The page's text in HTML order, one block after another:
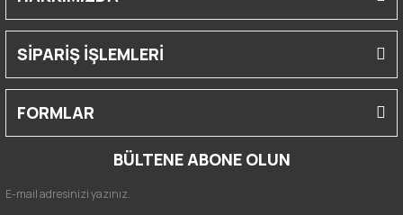
SİPARİŞ İŞLEMLERİ
FORMLAR
BÜLTENE ABONE OLUN